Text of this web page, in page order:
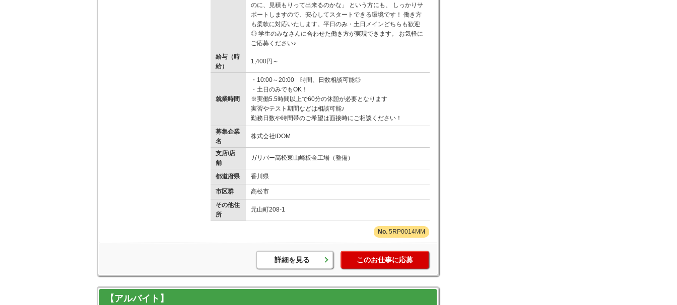
のに、見積もりって出来るのかな」 という方にも、 しっかりサ
ポートしますので、安心してスタートできる環境です！ 働き方
も柔軟に対応いたします。平日のみ・土日メインどちらも歓迎
◎ 学生のみなさんに合わせた働き方が実現できます。 お気軽に
ご応募ください♪
給与（時
給）
1,400円～
就業時間
・10:00～20:00 時間、日数相談可能◎
・土日のみでもOK！
※実働5.5時間以上で60分の休憩が必要となります
実習やテスト期間などは相談可能♪
勤務日数や時間帯のご希望は面接時にご相談ください！
募集企業
名
株式会社IDOM
支店/店
舗
ガリバー高松東山崎板金工場（整備）
都道府県 香川県
市区群
高松市
その他住
所
元山町208‐1
5RP0014MM
詳細を見る このお仕事に応募
【アルバイト】